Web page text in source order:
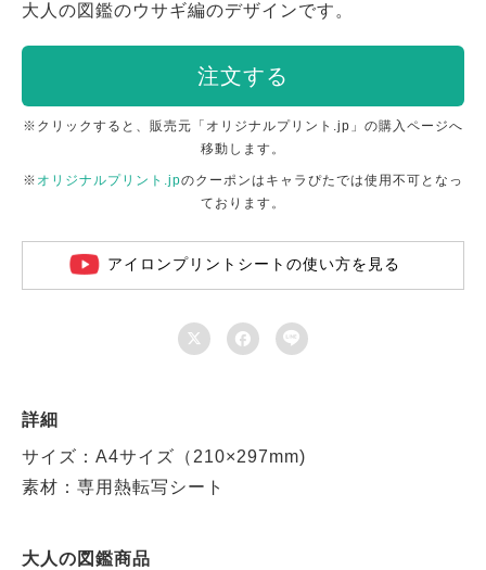
大人の図鑑のウサギ編のデザインです。
注文する
※クリックすると、販売元「オリジナルプリント.jp」の購入ページへ
移動します。
※ オリジナルプリント.jpのクーポンはキャラぴたでは使用不可となっ
ております。
アイロンプリントシートの使い方を見る
  
詳細
サイズ：A4サイズ（210×297mm)
素材：専用熱転写シート
大人の図鑑商品